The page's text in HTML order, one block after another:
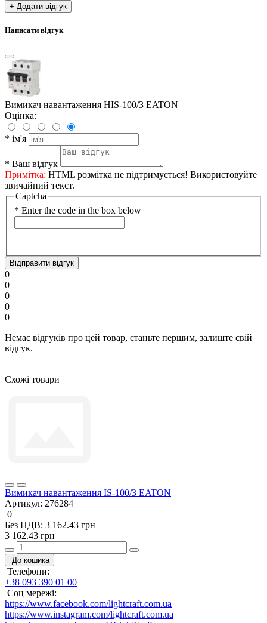
+ Додати відгук
Написати відгук
Вимикач навантаження HIS-100/3 EATON
Оцінка:
* ім'я
* Ваш відгук
Примітка: HTML розмітка не підтримується! Використовуйте
звичайний текст.
Captcha
* Enter the code in the box below
Відправити відгук
0
0
0
0
0
Немає відгуків про цей товар, станьте першим, залиште свій
відгук.
Схожі товари
Вимикач навантаження IS-100/3 EATON
Артикул: 276284
0
Без ПДВ: 3 162.43 грн
3 162.43 грн
До кошика
Телефони:
+38 093 390 01 00
Соц мережі:
https://www.facebook.com/lightcraft.com.ua
https://www.instagram.com/lightcraft.com.ua